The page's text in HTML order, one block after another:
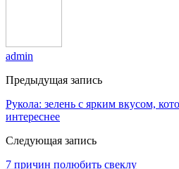
admin
Предыдущая запись
Рукола: зелень с ярким вкусом,
интереснее
Следующая запись
7 причин полюбить свеклу